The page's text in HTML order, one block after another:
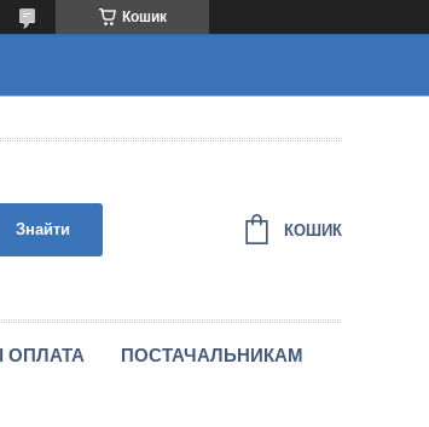
Кошик
Знайти КОШИК
ОПЛАТА ПОСТАЧАЛЬНИКАМ